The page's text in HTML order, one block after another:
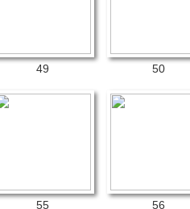
49 50
55 56